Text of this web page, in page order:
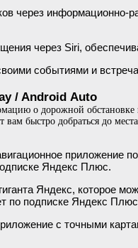
через информационно-
через Siri,
событиями и
/ Android Auto
о дорожной обстановке
быстро добраться до
приложение
Яндекс Плюс.
Яндекс, которое
по подписке Яндекс
с точными